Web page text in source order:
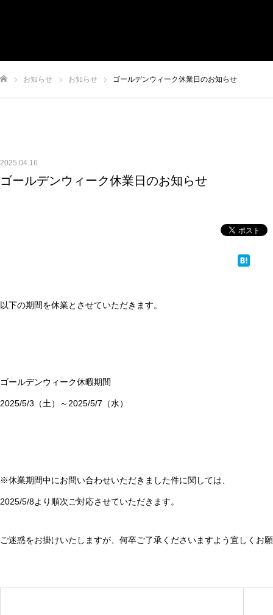
お知らせ お知らせ ゴールデンウィーク休業日のお知らせ
2025.04.16
ゴールデンウィーク休業日のお知らせ
以下の期間を休業とさせていただきます。
ゴールデンウィーク休暇期間
2025/5/3（土）～2025/5/7（水）
※休業期間中にお問い合わせいただきました件に関しては、
2025/5/8より順次ご対応させていただきます。
ご迷惑をお掛けいたしますが、何卒ご了承くださいますよう宜しくお